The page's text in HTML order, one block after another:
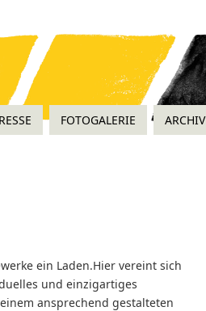
FOTOGALERIE ARCHIV
ein Laden.Hier vereint sich
und einzigartiges
ansprechend gestalteten